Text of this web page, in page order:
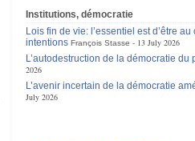
Institutions, démocratie
Lois fin de vie: l’essentiel est d’être
intentions François Stasse
13 July 2026
L’autodestruction de la démocratie du
2026
L’avenir incertain de la démocratie
July 2026